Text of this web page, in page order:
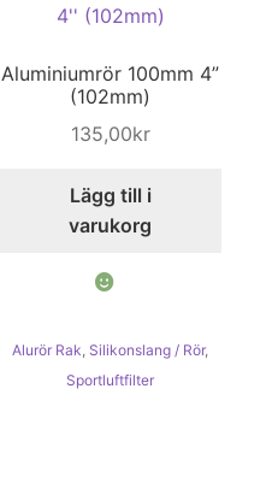
Aluminiumrör 100mm 4”
(102mm)
135,00kr
Lägg till i
varukorg
Alurör Rak, Silikonslang / Rör,
Sportluftfilter